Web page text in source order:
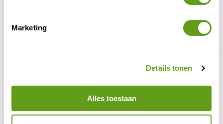
Marketing
Details tonen
Alles toestaan
kwalitatieve wandelschoenen merk Hanwag.
van Kroatië. Onze reporter Casper verkende de
omgeving.
BEKIJK